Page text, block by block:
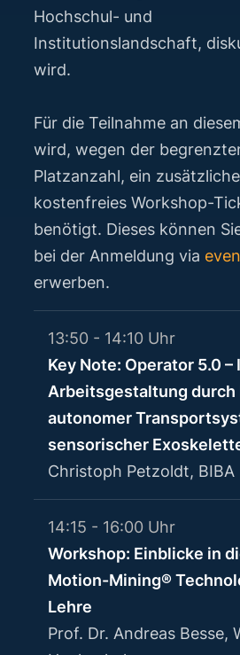
Hochschul- und
Institutionslandschaft,
wird.
Für die Teilnahme an
wird, wegen der
Platzanzahl, ein
kostenfreies Workshop-
benötigt. Dieses können
bei der Anmeldung via
erwerben.
13:50 - 14:10 Uhr
Key Note: Operator 5.0
Arbeitsgestaltung durch
autonomer
sensorischer
Christoph Petzoldt, BIBA
14:15 - 16:00 Uhr
Workshop: Einblicke in
Motion-Mining®
Lehre
Prof. Dr. Andreas Besse,